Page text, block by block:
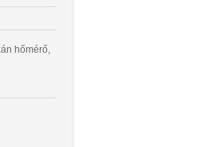
hőmérő,